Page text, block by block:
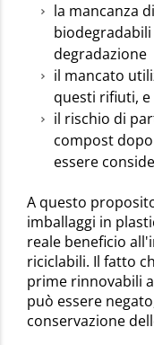
la mancanza
degradazione
il mancato
questi rifiuti, e
il rischio di
compost
essere
A questo
imballaggi in
reale beneficio
riciclabili. Il fatto
prime rinnovabili
può essere
conservazione